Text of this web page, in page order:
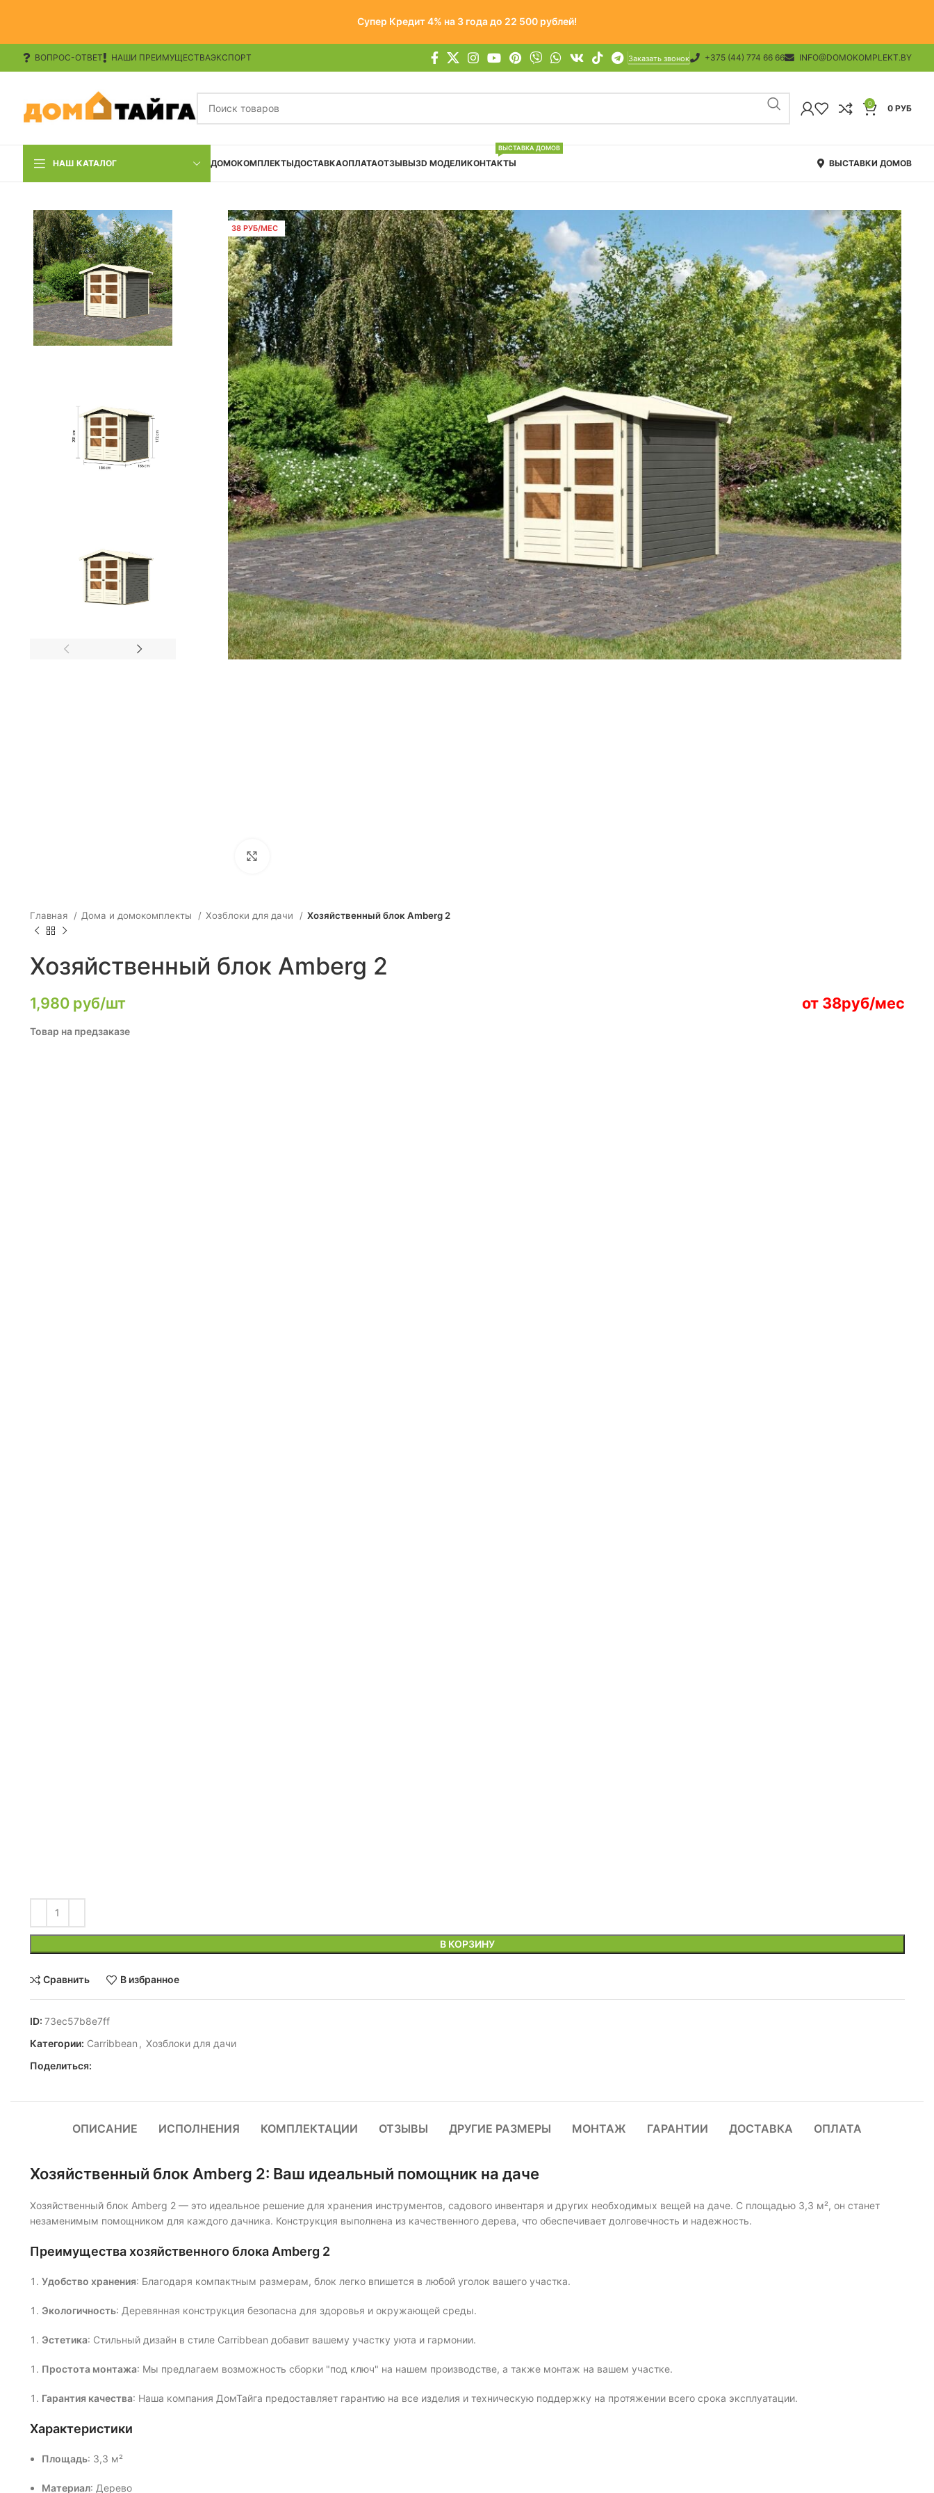
Супер Кредит 4% на 3 года до 22 500 рублей!
ВОПРОС-ОТВЕТ НАШИ ПРЕИМУЩЕСТВАЭКСПОРТ Заказать звонок +375 (44) 774 66 66 INFO@DOMOKOMPLEKT.BY
0 0 РУБ
НАШ КАТАЛОГ ДОМОКОМПЛЕКТЫДОСТАВКАОПЛАТАОТЗЫВЫ3D МОДЕЛИКОНТАКТЫ
ВЫСТАВКА ДОМОВ
ВЫСТАВКИ ДОМОВ
38 РУБ/МЕС
Главная Дома и домокомплекты Хозблоки для дачи Хозяйственный блок Amberg 2
Хозяйственный блок Amberg 2
1,980 руб/шт от 38руб/мес
Товар на предзаказе
В КОРЗИНУ
Сравнить В избранное
ID: 73ec57b8e7ff
Категории: Carribbean , Хозблоки для дачи
Поделиться:
ОПИСАНИЕ ИСПОЛНЕНИЯ КОМПЛЕКТАЦИИ ОТЗЫВЫ ДРУГИЕ РАЗМЕРЫ МОНТАЖ ГАРАНТИИ ДОСТАВКА ОПЛАТА
Хозяйственный блок Amberg 2: Ваш идеальный помощник на даче
Хозяйственный блок Amberg 2 — это идеальное решение для хранения инструментов, садового инвентаря и других необходимых вещей на даче. С площадью 3,3 м², он станет
незаменимым помощником для каждого дачника. Конструкция выполнена из качественного дерева, что обеспечивает долговечность и надежность.
Преимущества хозяйственного блока Amberg 2
Удобство хранения: Благодаря компактным размерам, блок легко впишется в любой уголок вашего участка.
Экологичность: Деревянная конструкция безопасна для здоровья и окружающей среды.
Эстетика: Стильный дизайн в стиле Carribbean добавит вашему участку уюта и гармонии.
Простота монтажа: Мы предлагаем возможность сборки "под ключ" на нашем производстве, а также монтаж на вашем участке.
Гарантия качества: Наша компания ДомТайга предоставляет гарантию на все изделия и техническую поддержку на протяжении всего срока эксплуатации.
Характеристики
Площадь: 3,3 м²
Материал: Дерево